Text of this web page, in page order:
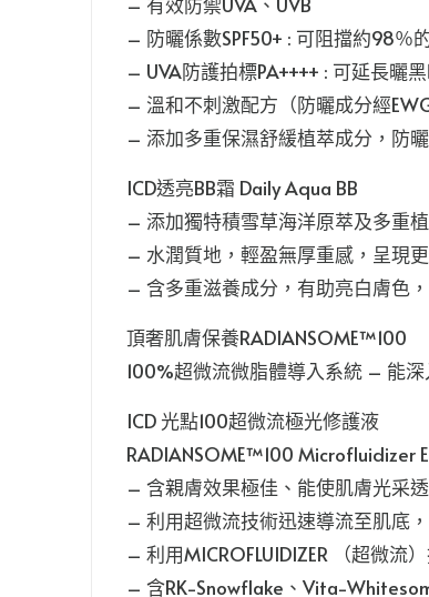
– 防曬係數SPF50+ : 可阻擋約98％
– UVA防護拍標PA++++ : 可延長曬
– 溫和不刺激配方（防曬成分經
– 添加多重保濕舒緩植萃成分，防
ICD透亮BB霜 Daily Aqua BB
– 添加獨特積雪草海洋原萃及多重
– 水潤質地，輕盈無厚重感，呈現
– 含多重滋養成分，有助亮白膚色
頂奢肌膚保養RADIANSOME™100
100%超微流微脂體導入系統 – 能
ICD 光點100超微流極光修護液
RADIANSOME™100 Microfluidizer
– 含親膚效果極佳、能使肌膚光采
– 利用超微流技術迅速導流至肌底
– 利用MICROFLUIDIZER （超微流
– 含RK-Snowflake、Vita-